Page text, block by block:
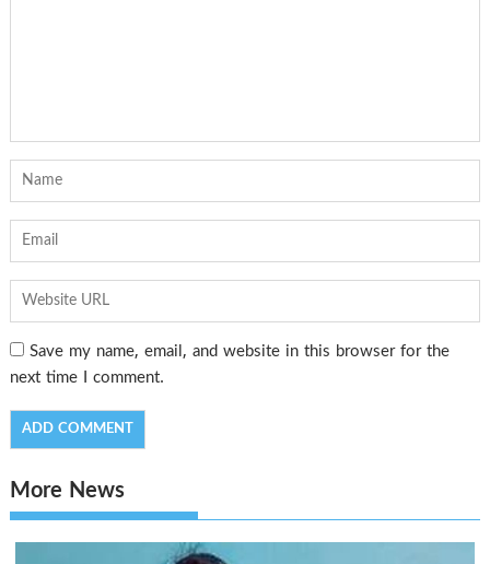
Save my name, email, and website in this browser for the
next time I comment.
More News